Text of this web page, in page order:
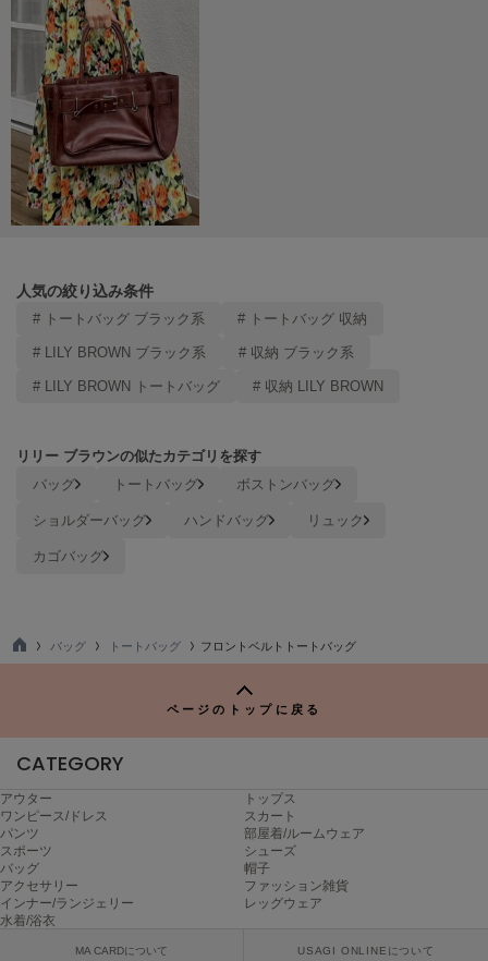
LILY BROWN
リリーブラウン
LILY BROWN Lingerie
リリーブラウンランジェリー
LITTLE UNION TOKYO
リトルユニオン トウキョウ
MICHU COQUETTE
ミチュ コケット
MIESROHE
Mila Owen
MOIGE
モワージュ
nezu
NIKE
ナイキ
NOWNS
ナウンス
人気の絞り込み条件
# トートバッグ ブラック系 # トートバッグ 収納
# LILY BROWN ブラック系 # 収納 ブラック系
# LILY BROWN トートバッグ # 収納 LILY BROWN
リリー ブラウンの似たカテゴリを探す
バッグ トートバッグ
ボストンバッグ
ショルダーバッグ
ハンドバッグ
リュック
カゴバッグ
TO
バッグ トートバッグ フロントベルトトートバッグ
ページのトップに戻る
CATEGORY
アウター
トップス
ワンピース/ドレス
スカート
パンツ
部屋着/ルームウェア
スポーツ
シューズ
バッグ
帽子
アクセサリー
ファッション雑貨
インナー/ランジェリー
レッグウェア
水着/浴衣
MA CARDについて USAGI ONLINEについて